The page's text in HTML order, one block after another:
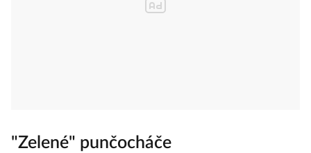
"Zelené" punčocháče